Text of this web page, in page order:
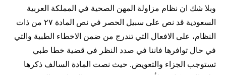
وبلا شك ان نظام مزاولة المهن الصحية في المملكة العربية
السعودية قد نص على سبيل الحصر في نص المادة ٢٧ من ذات
النظام، على الافعال التي تندرج من ضمن الاخطاء الطبية والتي
في حال توافرها فاننا في صدد النظر في قضية خطا طبي
تستوجب الجزاء والتعويض. حيث نصت المادة السالف ذكرها